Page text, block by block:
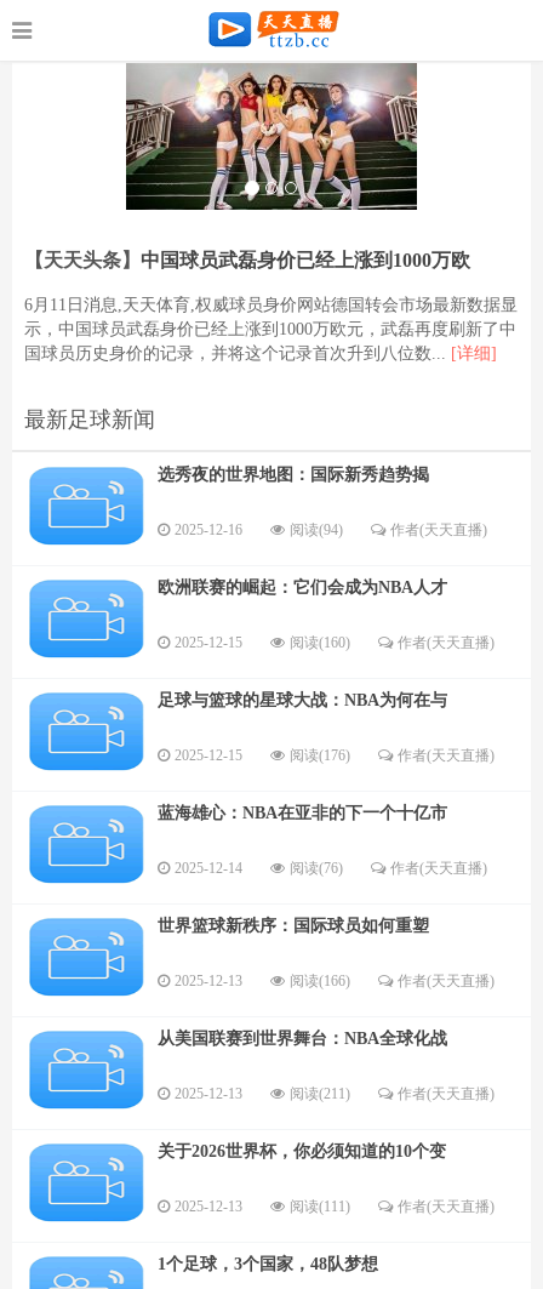
【天天头条】 中国球员武磊身价已经上涨到1000万欧
6月11日消息,天天体育,权威球员身价网站德国转会市场最新数据显
示，中国球员武磊身价已经上涨到1000万欧元，武磊再度刷新了中
国球员历史身价的记录，并将这个记录首次升到八位数... [详细]
最新足球新闻
选秀夜的世界地图：国际新秀趋势揭
2025-12-16 阅读(94) 作者(天天直播)
欧洲联赛的崛起：它们会成为NBA人才
2025-12-15 阅读(160) 作者(天天直播)
足球与篮球的星球大战：NBA为何在与
2025-12-15 阅读(176) 作者(天天直播)
蓝海雄心：NBA在亚非的下一个十亿市
2025-12-14 阅读(76) 作者(天天直播)
世界篮球新秩序：国际球员如何重塑
2025-12-13 阅读(166) 作者(天天直播)
从美国联赛到世界舞台：NBA全球化战
2025-12-13 阅读(211) 作者(天天直播)
关于2026世界杯，你必须知道的10个变
2025-12-13 阅读(111) 作者(天天直播)
1个足球，3个国家，48队梦想